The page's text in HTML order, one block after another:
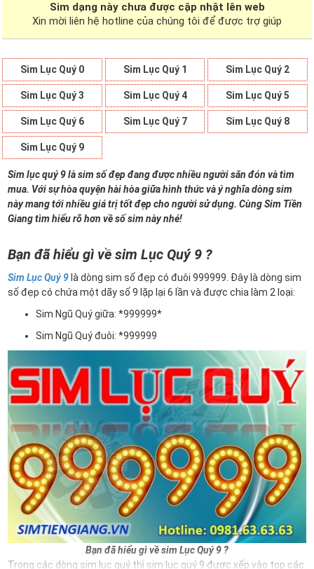
Sim dạng này chưa được cập nhật lên web
Xin mời liên hệ hotline của chúng tôi để được trợ giúp
Sim Lục Quý 0 Sim Lục Quý 1 Sim Lục Quý 2
Sim Lục Quý 3 Sim Lục Quý 4 Sim Lục Quý 5
Sim Lục Quý 6 Sim Lục Quý 7 Sim Lục Quý 8
Sim Lục Quý 9
Sim lục quý 9 là sim số đẹp đang được nhiều người săn đón và tìm
mua. Với sự hòa quyện hài hòa giữa hình thức và ý nghĩa dòng sim
này mang tới nhiều giá trị tốt đẹp cho người sử dụng. Cùng Sim Tiền
Giang tìm hiểu rõ hơn về số sim này nhé!
Bạn đã hiểu gì về sim Lục Quý 9 ?
Sim Lục Quý 9 là dòng sim số đẹp có đuôi 999999. Đây là dòng sim
số đẹp có chứa một dãy số 9 lặp lại 6 lần và được chia làm 2 loại:
Sim Ngũ Quý giữa: *999999*
Sim Ngũ Quý đuôi: *999999
Bạn đã hiểu gì về sim Lục Quý 9 ?
Trong các dòng sim lục quý thì sim lục quý 9 được xếp vào top các